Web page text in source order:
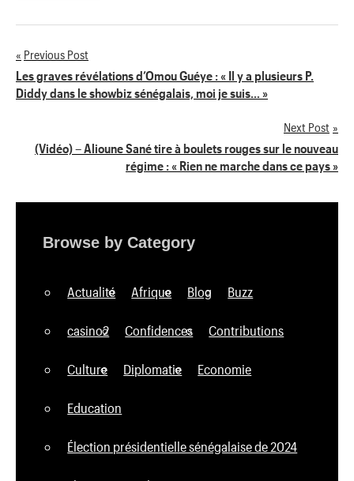
Navigation
de
Previous Post
Les graves révélations d’Omou Guéye : « Il y a plusieurs P.
Diddy dans le showbiz sénégalais, moi je suis… »
Next Post
(Vidéo) – Alioune Sané tire à boulets rouges sur le nouveau
régime : « Rien ne marche dans ce pays »
Browse by Category
Actualité Afrique Blog Buzz
casino2 Confidences Contributions
Culture Diplomatie Economie
Education
Élection présidentielle sénégalaise de 2024